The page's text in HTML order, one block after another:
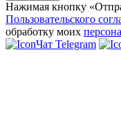
Нажимая кнопку
Пользовательского
обработку моих
Чат Telegram